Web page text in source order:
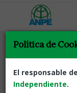
respecte
Política de
El responsable
Independiente.